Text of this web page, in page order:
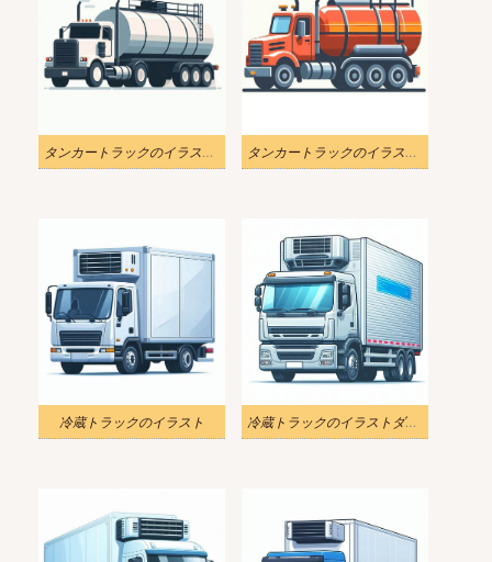
タンカートラックのイラスト無料 タンカートラックのイラストの背景
冷蔵トラックのイラスト 冷蔵トラックのイラストダウンロード